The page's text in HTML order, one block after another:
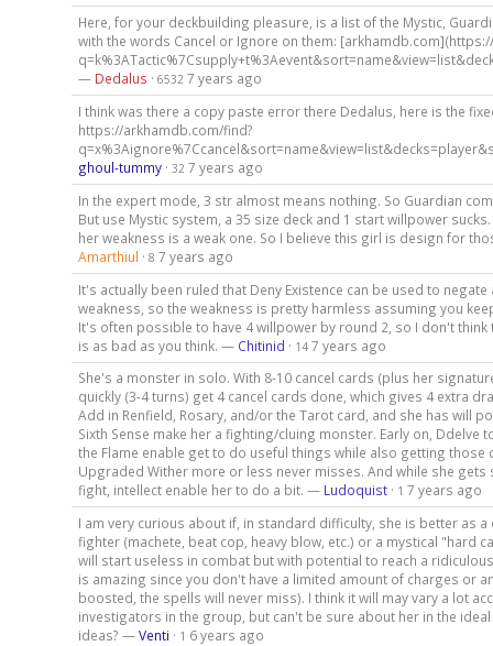
Here, for your deckbuilding pleasure, is a list of the Mystic,
with the words Cancel or Ignore on them:
— Dedalus · 6532 7 years ago
I think was there a copy paste error there Dedalus, here is the
https://arkhamdb.com/find?
ghoul-tummy· 32 7 years ago
In the expert mode, 3 str almost means nothing. So Guardian
But use Mystic system, a 35 size deck and 1 start willpower
her weakness is a weak one. So I believe this girl is design for
Amarthiul · 8 7 years ago
It's actually been ruled that Deny Existence can be used to
weakness, so the weakness is pretty harmless assuming you
It's often possible to have 4 willpower by round 2, so I don't
is as bad as you think. — Chitinid · 14 7 years ago
She's a monster in solo. With 8-10 cancel cards (plus her
quickly (3-4 turns) get 4 cancel cards done, which gives 4 extra
Add in Renfield, Rosary, and/or the Tarot card, and she has will
Sixth Sense make her a fighting/cluing monster. Early on, Ddelve
the Flame enable get to do useful things while also getting those
Upgraded Wither more or less never misses. And while she gets
fight, intellect enable her to do a bit. — Ludoquist· 1 7 years ago
I am very curious about if, in standard difficulty, she is better as
fighter (machete, beat cop, heavy blow, etc.) or a mystical "hard
will start useless in combat but with potential to reach a
is amazing since you don't have a limited amount of charges or
boosted, the spells will never miss). I think it will may vary a lot
investigators in the group, but can't be sure about her in the ideal
ideas? —Venti · 1 6 years ago